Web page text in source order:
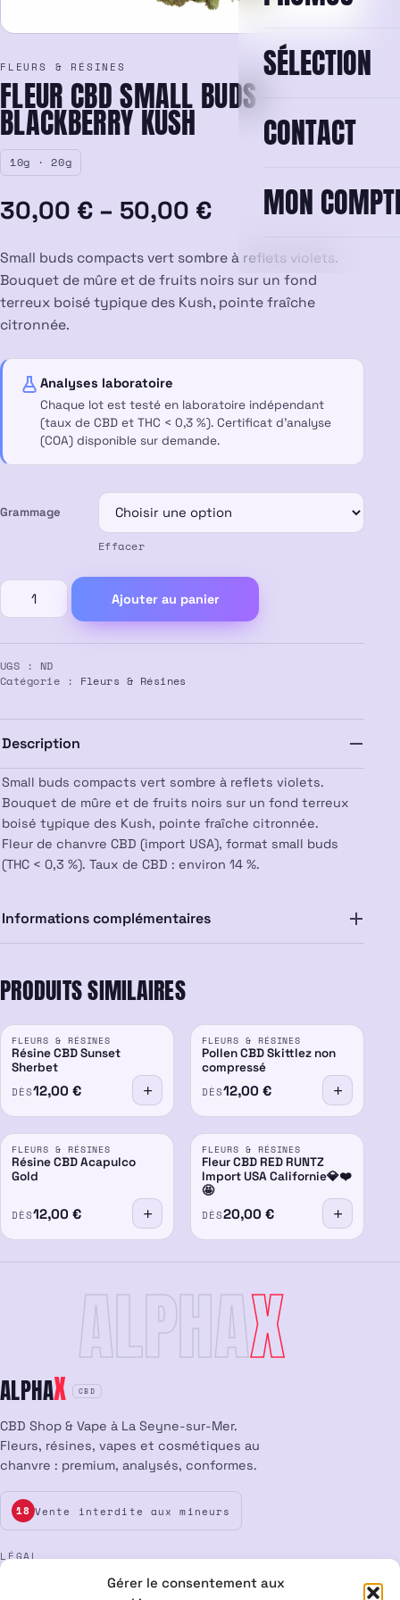
Gérer le consentement aux
SÉLECTION
CONTACT
MON
FLEURS & RÉSINES
FLEUR CBD SMALL BUDS
BLACKBERRY KUSH
10g · 20g
30,00 € – 50,00 €
Plage
de
prix :
30,00 €
à
50,00 €
Small buds compacts vert sombre à reflets violets.
Bouquet de mûre et de fruits noirs sur un fond
terreux boisé typique des Kush, pointe fraîche
citronnée.
Analyses laboratoire
Chaque lot est testé en laboratoire indépendant
(taux de CBD et THC < 0,3 %). Certificat d’analyse
(COA) disponible sur demande.
Grammage
Effacer
quantité
de
CBD
Small
Buds
Ajouter au panier
UGS : ND
Catégorie : Fleurs & Résines
Description
Small buds compacts vert sombre à reflets violets.
Bouquet de mûre et de fruits noirs sur un fond terreux
boisé typique des Kush, pointe fraîche citronnée.
Fleur de chanvre CBD (import USA), format small buds
(THC < 0,3 %). Taux de CBD : environ 14 %.
Informations complémentaires
PRODUITS SIMILAIRES
FLEURS & RÉSINES
Résine CBD Sunset
Sherbet
DÈS12,00€
FLEURS & RÉSINES
Pollen CBD Skittlez non
compressé
DÈS12,00€
FLEURS & RÉSINES
Résine CBD Acapulco
Gold
DÈS12,00€
FLEURS & RÉSINES
Fleur CBD RED RUNTZ
Import USA Californie💎❤️
🤩
DÈS20,00€
ALPHAX
ALPHAX CBD
CBD Shop & Vape à La Seyne-sur-Mer.
Fleurs, résines, vapes et cosmétiques au
chanvre : premium, analysés, conformes.
18 Vente interdite aux mineurs
LÉGAL
CGV Confidentialité Cookies